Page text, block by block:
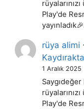
Play'de
rüya alimi
1 Aralık 2025
Play'de